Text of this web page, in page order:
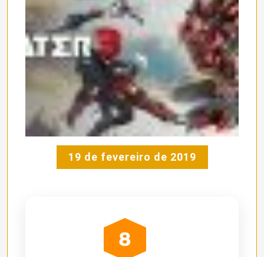
19 de fevereiro de 2019
8